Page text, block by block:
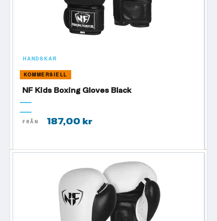
HANDSKAR
KOMMERSIELL
NF Kids Boxing Gloves Black
FRÅN 187,00 kr